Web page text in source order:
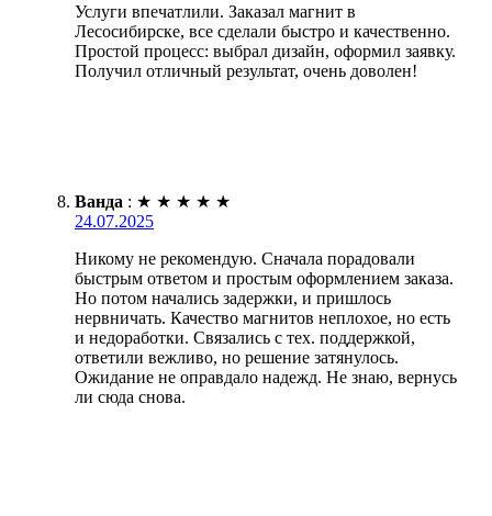
Услуги впечатлили. Заказал магнит в
Лесосибирске, все сделали быстро и качественно.
Простой процесс: выбрал дизайн, оформил заявку.
Получил отличный результат, очень доволен!
Ванда : ★ ★ ★ ★ ★
24.07.2025
Никому не рекомендую. Сначала порадовали
быстрым ответом и простым оформлением заказа.
Но потом начались задержки, и пришлось
нервничать. Качество магнитов неплохое, но есть
и недоработки. Связались с тех. поддержкой,
ответили вежливо, но решение затянулось.
Ожидание не оправдало надежд. Не знаю, вернусь
ли сюда снова.